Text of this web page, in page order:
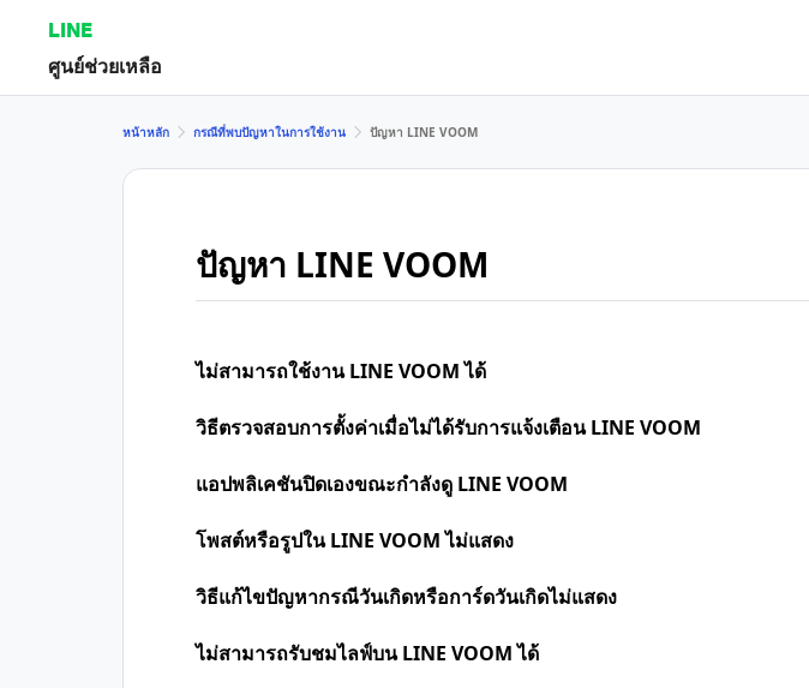
LINE
ศูนย์ช่วยเหลือ
หน้าหลัก กรณีที่พบปัญหาในการใช้งาน ปัญหา LINE VOOM
ปัญหา LINE VOOM
ไม่สามารถใช้งาน LINE VOOM ได้
วิธีตรวจสอบการตั้งค่าเมื่อไม่ได้รับการแจ้งเตือน LINE VOOM
แอปพลิเคชันปิดเองขณะกำลังดู LINE VOOM
โพสต์หรือรูปใน LINE VOOM ไม่แสดง
วิธีแก้ไขปัญหากรณีวันเกิดหรือการ์ดวันเกิดไม่แสดง
ไม่สามารถรับชมไลฟ์บน LINE VOOM ได้